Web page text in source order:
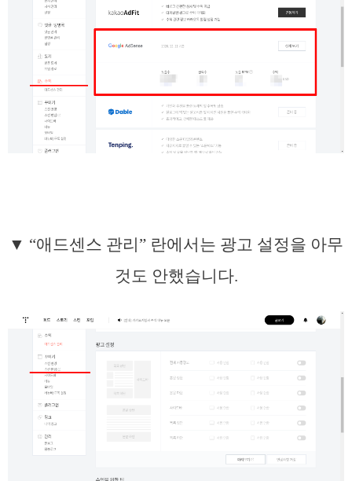
▼ “애드센스 관리” 란에서는 광고 설정을 아무
것도 안했습니다.